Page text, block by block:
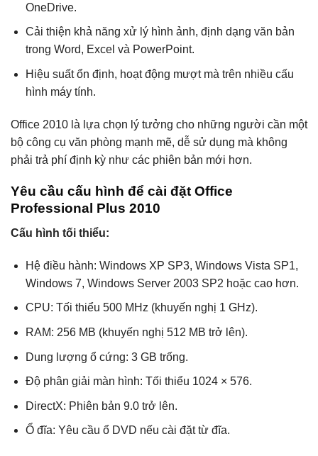
OneDrive.
Cải thiện khả năng xử lý hình ảnh, định dạng văn bản
trong Word, Excel và PowerPoint.
Hiệu suất ổn định, hoạt động mượt mà trên nhiều cấu
hình máy tính.
Office 2010 là lựa chọn lý tưởng cho những người cần một
bộ công cụ văn phòng mạnh mẽ, dễ sử dụng mà không
phải trả phí định kỳ như các phiên bản mới hơn.
Yêu cầu cấu hình để cài đặt Office
Professional Plus 2010
Cấu hình tối thiểu:
Hệ điều hành: Windows XP SP3, Windows Vista SP1,
Windows 7, Windows Server 2003 SP2 hoặc cao hơn.
CPU: Tối thiểu 500 MHz (khuyến nghị 1 GHz).
RAM: 256 MB (khuyến nghị 512 MB trở lên).
Dung lượng ổ cứng: 3 GB trống.
Độ phân giải màn hình: Tối thiểu 1024 × 576.
DirectX: Phiên bản 9.0 trở lên.
Ổ đĩa: Yêu cầu ổ DVD nếu cài đặt từ đĩa.